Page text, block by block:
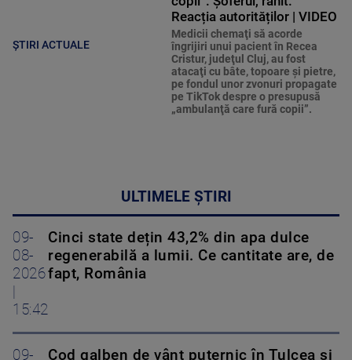
ȘTIRI ACTUALE
Reacția autorităților | VIDEO
Medicii chemaţi să acorde
îngrijiri unui pacient în Recea
Cristur, judeţul Cluj, au fost
atacaţi cu bâte, topoare şi pietre,
pe fondul unor zvonuri propagate
pe TikTok despre o presupusă
„ambulanţă care fură copii”.
ULTIMELE ȘTIRI
09-
08-
2026
15:42
Cinci state dețin 43,2% din apa dulce
regenerabilă a lumii. Ce cantitate are, de
fapt, România
09-
Cod galben de vânt puternic în Tulcea și